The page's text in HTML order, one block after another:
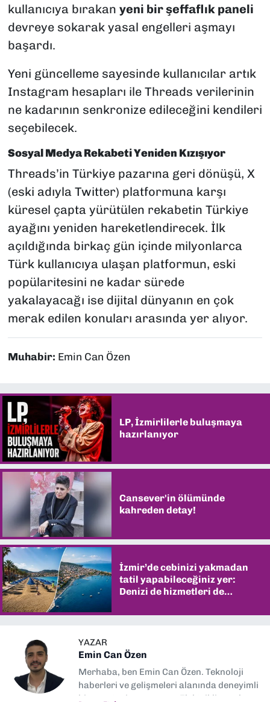
kullanıcıya bırakan yeni bir şeffaflık paneli
devreye sokarak yasal engelleri aşmayı
başardı.
Yeni güncelleme sayesinde kullanıcılar artık
Instagram hesapları ile Threads verilerinin
ne kadarının senkronize edileceğini kendileri
seçebilecek.
Sosyal Medya Rekabeti Yeniden Kızışıyor
Threads’in Türkiye pazarına geri dönüşü, X
(eski adıyla Twitter) platformuna karşı
küresel çapta yürütülen rekabetin Türkiye
ayağını yeniden hareketlendirecek. İlk
açıldığında birkaç gün içinde milyonlarca
Türk kullanıcıya ulaşan platformun, eski
popülaritesini ne kadar sürede
yakalayacağı ise dijital dünyanın en çok
merak edilen konuları arasında yer alıyor.
Muhabir: Emin Can Özen
LP, İzmirlilerle buluşmaya
hazırlanıyor
Cansever'in ölümünde
kahreden detay!
İzmir’de cebinizi yakmadan
tatil yapabileceğiniz yer:
Denizi de hizmetleri de
YAZAR
Emin Can Özen
Merhaba, ben Emin Can Özen. Teknoloji
haberleri ve gelişmeleri alanında deneyimli
bir gazeteci ve yazarım. Elektrikli araçlar,